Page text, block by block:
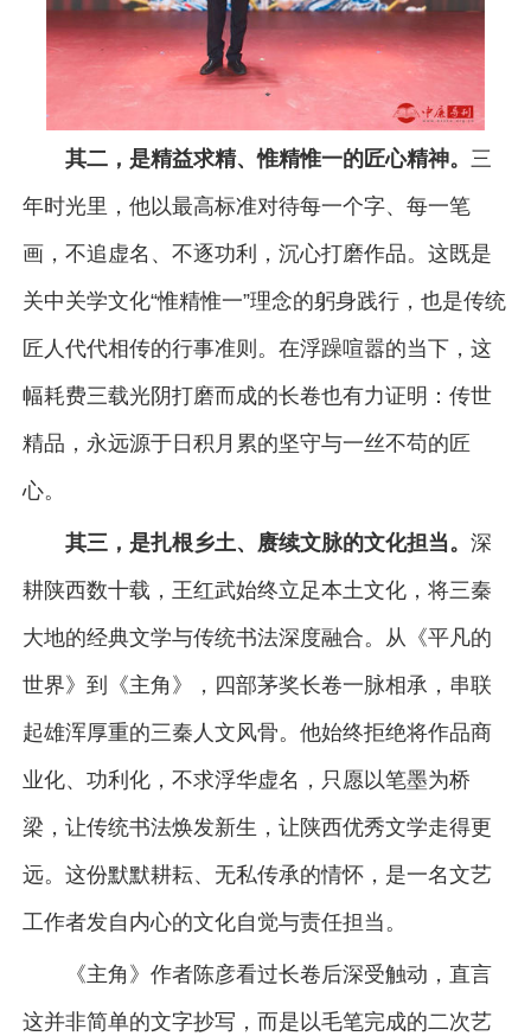
其二，是精益求精、惟精惟一的匠心精神。 三
年时光里，他以最高标准对待每一个字、每一笔
画，不追虚名、不逐功利，沉心打磨作品。这既是
关中关学文化“惟精惟一”理念的躬身践行，也是传统
匠人代代相传的行事准则。在浮躁喧嚣的当下，这
幅耗费三载光阴打磨而成的长卷也有力证明：传世
精品，永远源于日积月累的坚守与一丝不苟的匠
心。
其三，是扎根乡土、赓续文脉的文化担当。 深
耕陕西数十载，王红武始终立足本土文化，将三秦
大地的经典文学与传统书法深度融合。从《平凡的
世界》到《主角》，四部茅奖长卷一脉相承，串联
起雄浑厚重的三秦人文风骨。他始终拒绝将作品商
业化、功利化，不求浮华虚名，只愿以笔墨为桥
梁，让传统书法焕发新生，让陕西优秀文学走得更
远。这份默默耕耘、无私传承的情怀，是一名文艺
工作者发自内心的文化自觉与责任担当。
《主角》作者陈彦看过长卷后深受触动，直言
这并非简单的文字抄写，而是以毛笔完成的二次艺